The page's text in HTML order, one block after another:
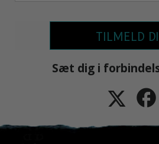
TILMELD
Sæt dig i